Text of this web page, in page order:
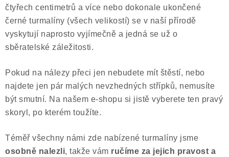
čtyřech centimetrů a více nebo dokonale ukončené
černé turmalíny (všech velikostí) se v naší přírodě
vyskytují naprosto vyjímečně a jedná se už o
sběratelské záležitosti.
Pokud na nálezy přeci jen nebudete mít štěstí, nebo
najdete jen pár malých nevzhedných střípků, nemusíte
být smutní. Na našem e-shopu si jistě vyberete ten pravý
skoryl, po kterém toužíte.
Téměř všechny námi zde nabízené turmalíny jsme
osobně nalezli, takže vám ručíme za jejich pravost a